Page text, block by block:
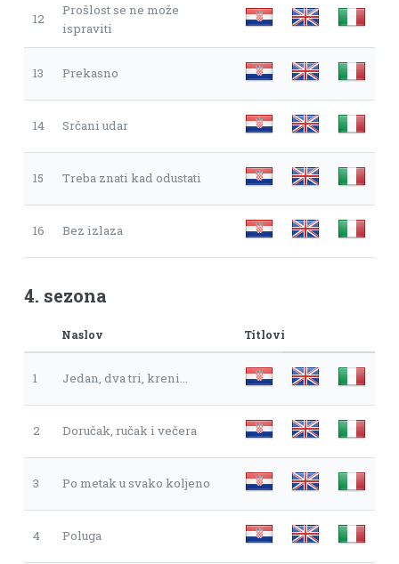
12
Prošlost se ne može
ispraviti
13 Prekasno
14 Srčani udar
15 Treba znati kad odustati
16 Bez izlaza
4. sezona
Naslov Titlovi
1 Jedan, dva tri, kreni...
2 Doručak, ručak i večera
3 Po metak u svako koljeno
4 Poluga